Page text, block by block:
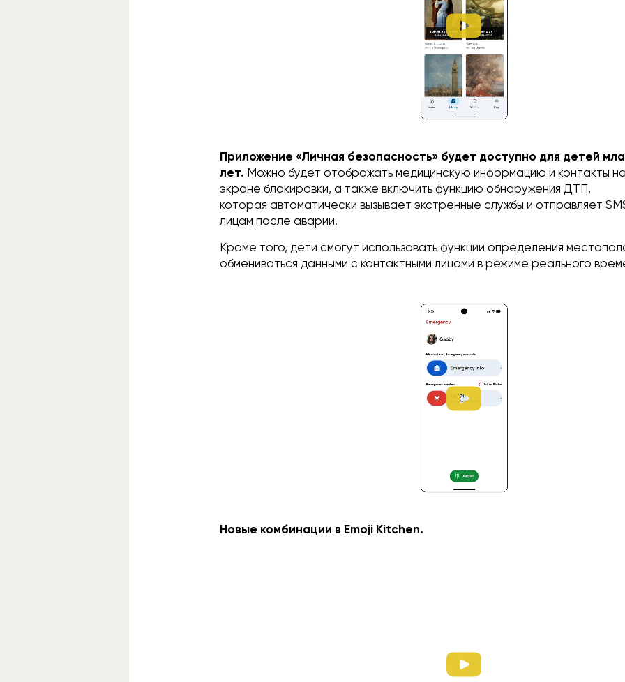
Приложение «Личная безопасность» будет доступно для детей
лет. Можно будет отображать медицинскую информацию и контакты
экране блокировки, а также включить функцию обнаружения ДТП,
которая автоматически вызывает экстренные службы и отправляет
лицам после аварии.
Кроме того, дети смогут использовать функции определения
обмениваться данными с контактными лицами в режиме реального
Новые комбинации в Emoji Kitchen.